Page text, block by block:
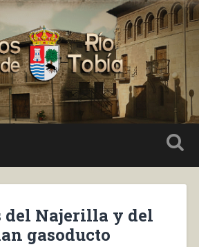
Tobía
del Najerilla y del
gasoducto